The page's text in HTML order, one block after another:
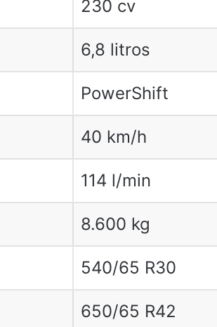
230 cv
6,8 litros
PowerShift
40 km/h
114 l/min
8.600 kg
540/65 R30
650/65 R42